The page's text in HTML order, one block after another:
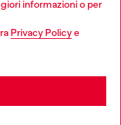
informazioni o per
Privacy Policye
it seems you may